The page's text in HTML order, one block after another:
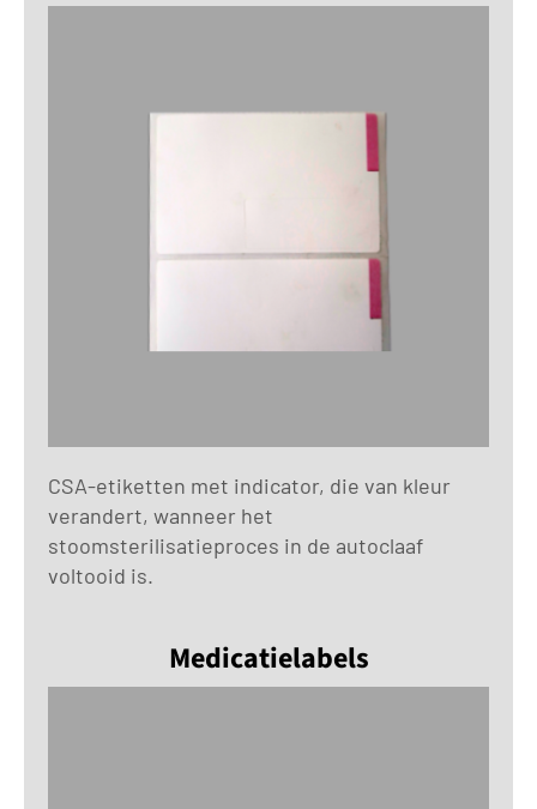
CSA-etiketten met indicator, die van kleur
verandert, wanneer het
stoomsterilisatieproces in de autoclaaf
voltooid is.
Medicatielabels